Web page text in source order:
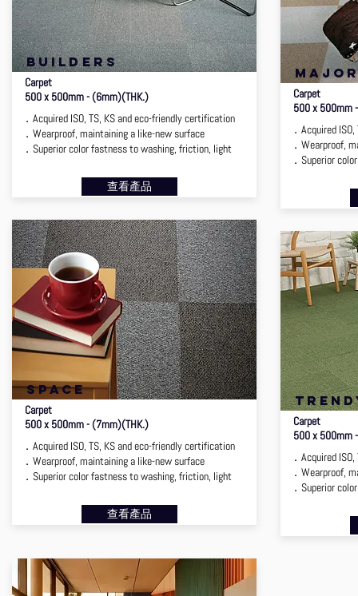
BUILDERS
Carpet
500 x 500mm - (6mm)(THK.)
．Acquired ISO, TS, KS and eco-friendly certification
．Wearproof, maintaining a like-new surface
．Superior color fastness to washing, friction, light
查看產品
SPACE
Carpet
500 x 500mm - (7mm)(THK.)
．Acquired ISO, TS, KS and eco-friendly certification
．Wearproof, maintaining a like-new surface
．Superior color fastness to washing, friction, light
查看產品
Carpet
500 x 500mm
．Acquired
．Wearproof,
．Superior
Carpet
500 x 500mm
．Acquired
．Wearproof,
．Superior